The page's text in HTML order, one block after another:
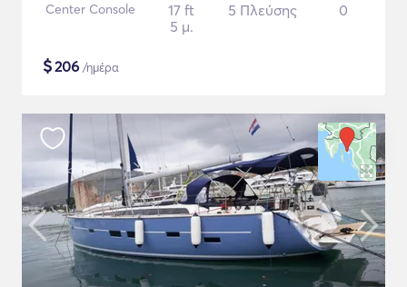
Center Console
17 ft
5 μ.
5 Πλεύσης 0
$206 /ημέρα